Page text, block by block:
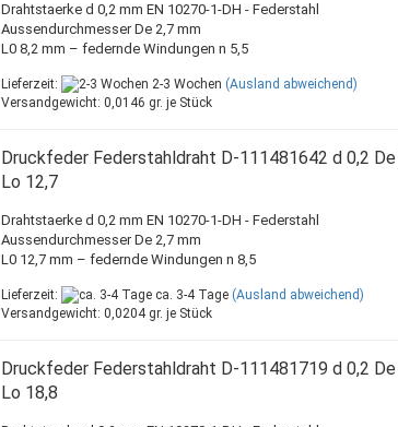
Drahtstaerke d 0,2 mm EN 10270-1-DH - Federstahl
Aussendurchmesser De 2,7 mm
L0 8,2 mm – federnde Windungen n 5,5
Lieferzeit: 2-3 Wochen (Ausland abweichend)
Versandgewicht: 0,0146 gr. je Stück
Druckfeder Federstahldraht D-111481642 d 0,2 De
Lo 12,7
Drahtstaerke d 0,2 mm EN 10270-1-DH - Federstahl
Aussendurchmesser De 2,7 mm
L0 12,7 mm – federnde Windungen n 8,5
Lieferzeit: ca. 3-4 Tage (Ausland abweichend)
Versandgewicht: 0,0204gr. je Stück
Druckfeder Federstahldraht D-111481719 d 0,2 De
Lo 18,8